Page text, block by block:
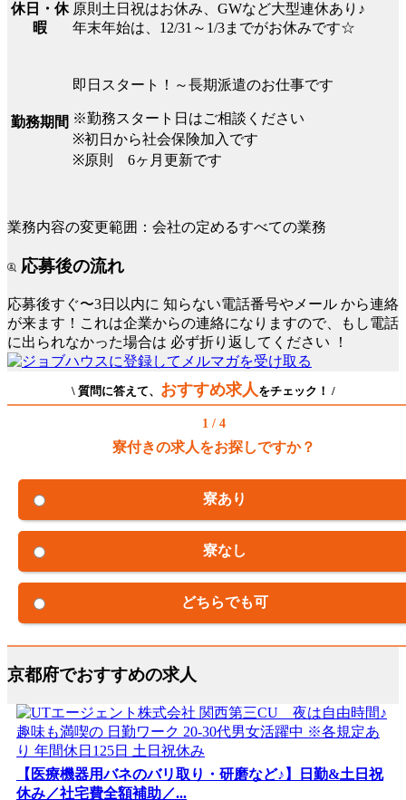
休日・休
暇
原則土日祝はお休み、GWなど大型連休あり♪
年末年始は、12/31～1/3までがお休みです☆
勤務期間
即日スタート！～長期派遣のお仕事です
※勤務スタート日はご相談ください
※初日から社会保険加入です
※原則 6ヶ月更新です
業務内容の変更範囲：会社の定めるすべての業務
応募後の流れ
応募後すぐ〜3日以内に 知らない電話番号やメール から連絡
が来ます！これは企業からの連絡になりますので、もし電話
に出られなかった場合は 必ず折り返してください ！
\ 質問に答えて、 おすすめ求人 をチェック！ /
1 / 4
寮付きの求人をお探しですか？
寮あり
寮なし
どちらでも可
京都府でおすすめの求人
【医療機器用バネのバリ取り・研磨など♪】日勤&土日祝
休み／社宅費全額補助／...